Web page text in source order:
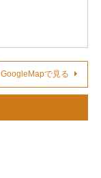
GoogleMapで見る